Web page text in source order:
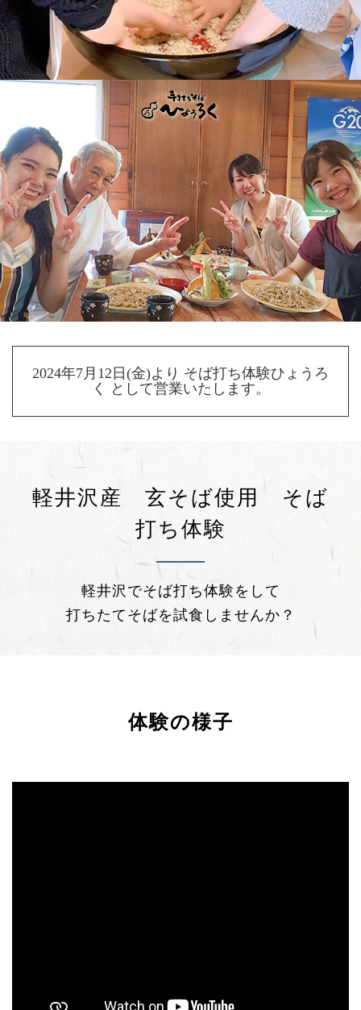
2024年7月12日(金)より そば打ち体験ひょうろ
く として営業いたします。
軽井沢産 玄そば使用 そば
打ち体験
軽井沢でそば打ち体験をして
打ちたてそばを試食しませんか？
体験の様子